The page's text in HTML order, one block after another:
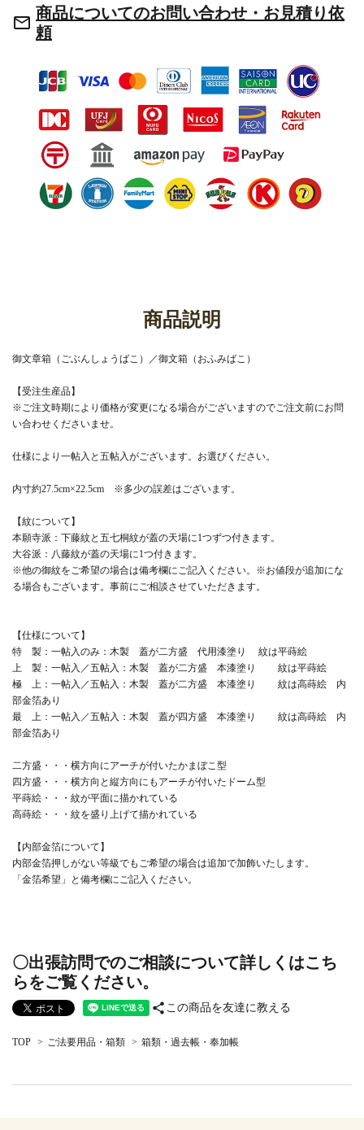
mail_outline 商品についてのお問い合わせ・お見積り依
頼
商品説明
御文章箱（ごぶんしょうばこ）／御文箱（おふみばこ）
【受注生産品】
※ご注文時期により価格が変更になる場合がございますのでご注文前にお問
い合わせくださいませ。
仕様により一帖入と五帖入がございます。お選びください。
内寸約27.5cm×22.5cm ※多少の誤差はございます。
【紋について】
本願寺派：下藤紋と五七桐紋が蓋の天場に1つずつ付きます。
大谷派：八藤紋が蓋の天場に1つ付きます。
※他の御紋をご希望の場合は備考欄にご記入ください。※お値段が追加にな
る場合もございます。事前にご相談させていただきます。
【仕様について】
特 製：一帖入のみ：木製 蓋が二方盛 代用漆塗り 紋は平蒔絵
上 製：一帖入／五帖入：木製 蓋が二方盛 本漆塗り 紋は平蒔絵
極 上：一帖入／五帖入：木製 蓋が二方盛 本漆塗り 紋は高蒔絵 内
部金箔あり
最 上：一帖入／五帖入：木製 蓋が四方盛 本漆塗り 紋は高蒔絵 内
部金箔あり
二方盛・・・横方向にアーチが付いたかまぼこ型
四方盛・・・横方向と縦方向にもアーチが付いたドーム型
平蒔絵・・・紋が平面に描かれている
高蒔絵・・・紋を盛り上げて描かれている
【内部金箔について】
内部金箔押しがない等級でもご希望の場合は追加で加飾いたします。
「金箔希望」と備考欄にご記入ください。
〇出張訪問でのご相談について詳しくはこち
らをご覧ください。
share この商品を友達に教える
TOP > ご法要用品・箱類 > 箱類・過去帳・奉加帳